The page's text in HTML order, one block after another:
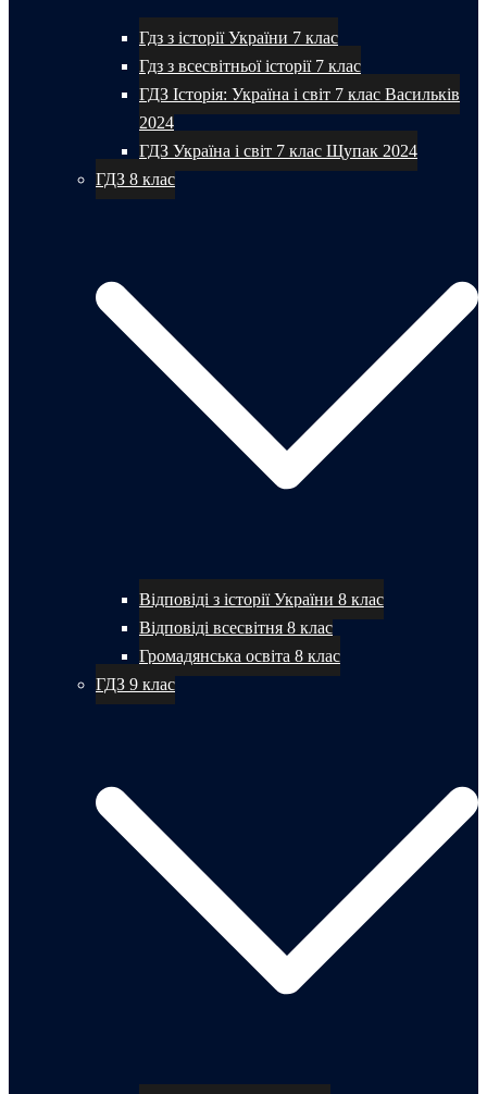
Гдз з історії України 7 клас
Гдз з всесвітньої історії 7 клас
ГДЗ Історія: Україна і світ 7 клас Васильків
2024
ГДЗ Україна і світ 7 клас Щупак 2024
ГДЗ 8 клас
Відповіді з історії України 8 клас
Відповіді всесвітня 8 клас
Громадянська освіта 8 клас
ГДЗ 9 клас